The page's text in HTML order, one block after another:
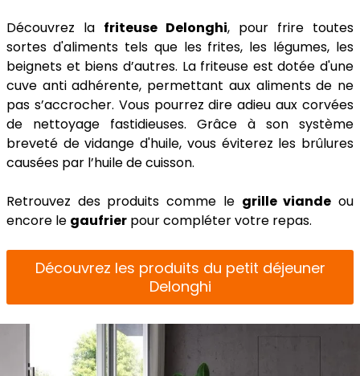
Découvrez la friteuse Delonghi, pour frire toutes
sortes d'aliments tels que les frites, les légumes, les
beignets et biens d’autres. La friteuse est dotée d'une
cuve anti adhérente, permettant aux aliments de ne
pas s’accrocher. Vous pourrez dire adieu aux corvées
de nettoyage fastidieuses. Grâce à son système
breveté de vidange d'huile, vous éviterez les brûlures
causées par l’huile de cuisson.
Retrouvez des produits comme le grille viande ou
encore le gaufrier pour compléter votre repas.
Découvrez les produits du petit déjeuner
Delonghi